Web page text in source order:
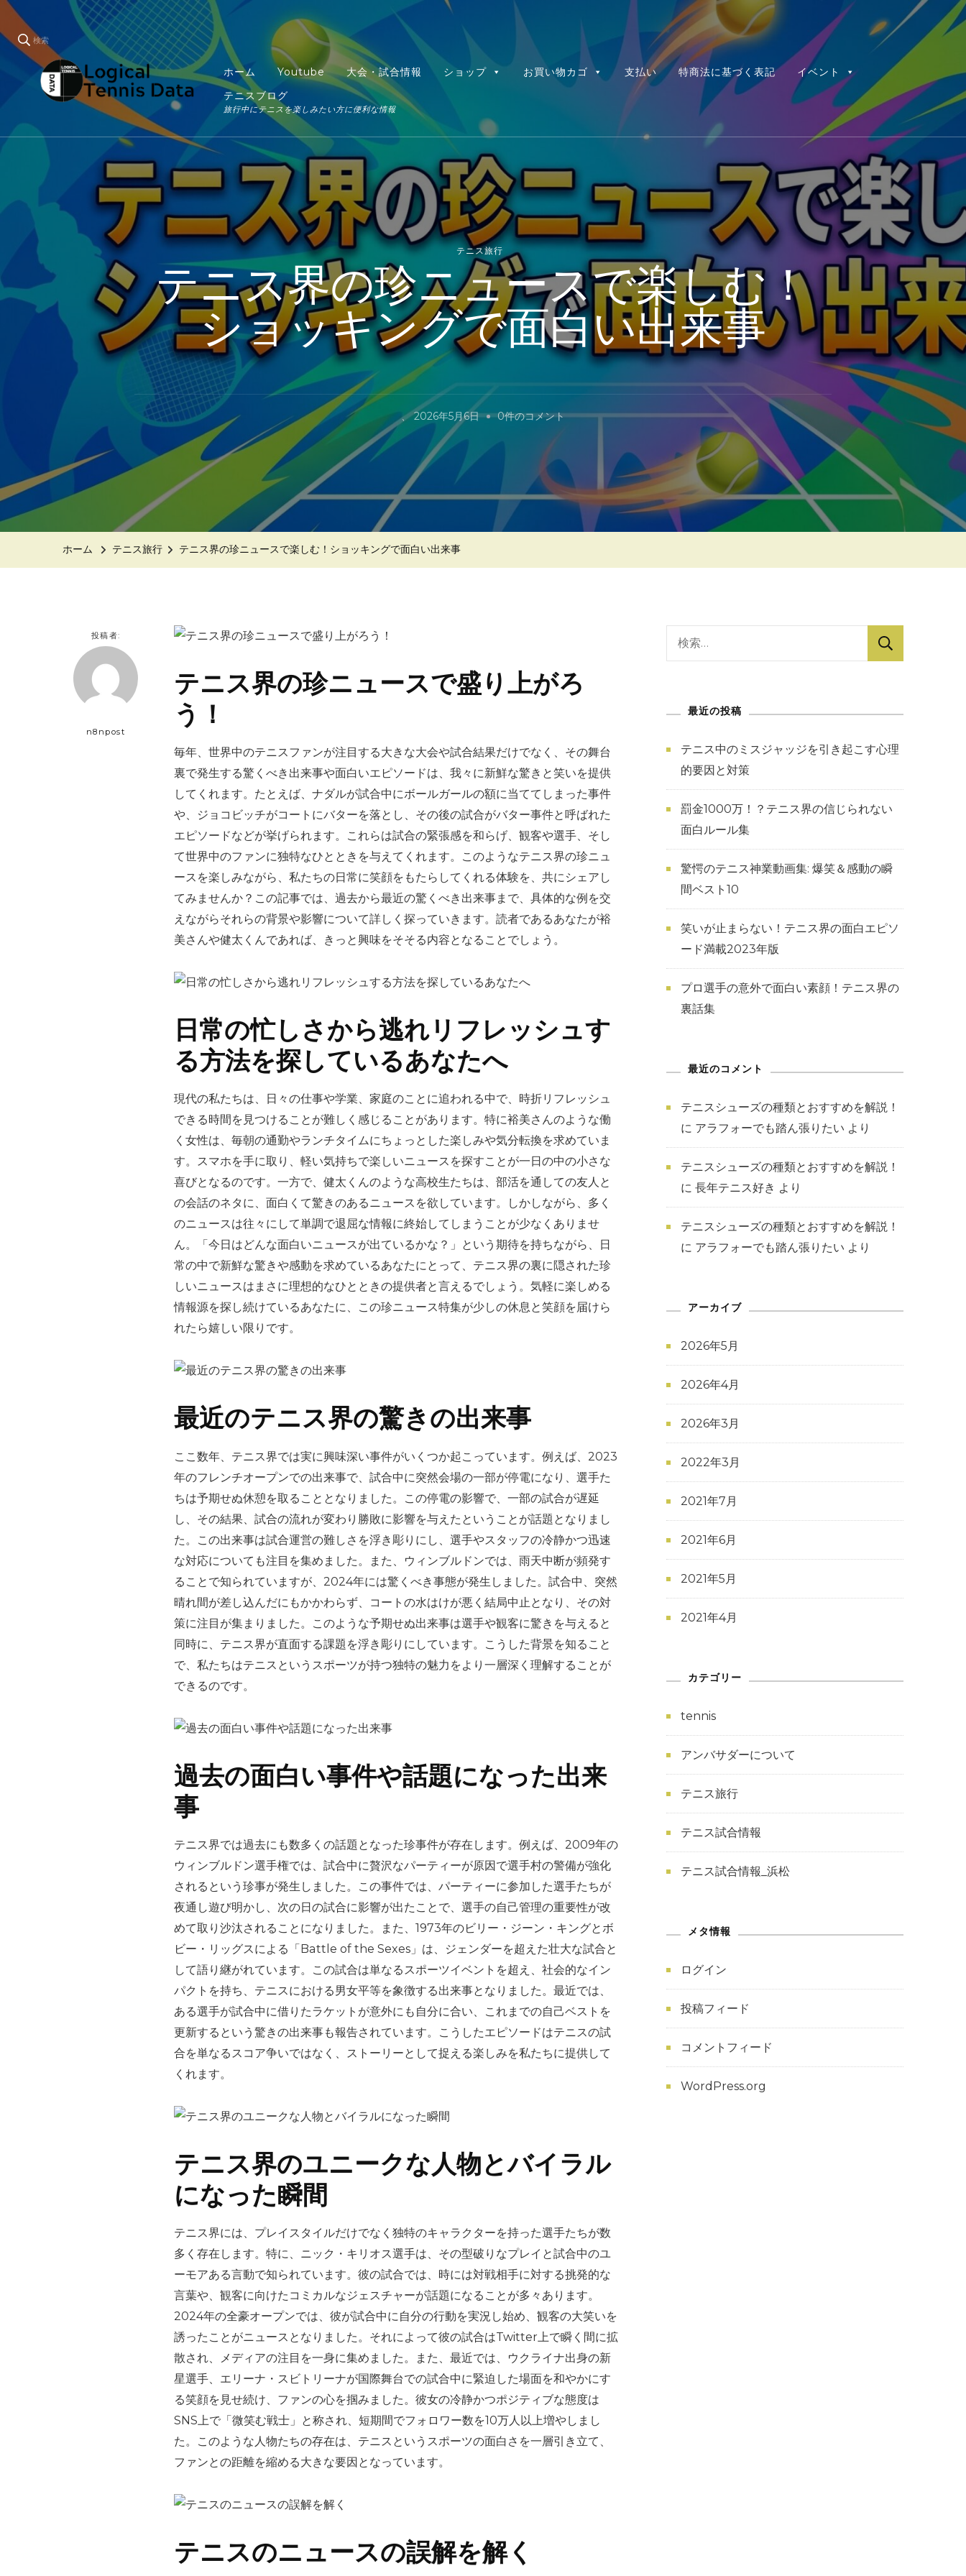
検索
LTD
Logical Tennis Data
ホーム Youtube 大会・試合情報 ショップ お買い物カゴ 支払い 特商法に基づく表記
イベント
テニスブログ
旅行中にテニスを楽しみたい方に便利な情報
テニス旅行
テニス界の珍ニュースで楽しむ！
ショッキングで面白い出来事
、2026年5月6日
テ
の
む！
ッ
キ
ン
グ
で
面
白
い
出
来
へ
0件のコメント
ホーム テニス旅行 テニス界の珍ニュースで楽しむ！ショッキングで面白い出来事
投稿者:
n8npost
テニス界の珍ニュースで盛り上がろ
う！
毎年、世界中のテニスファンが注目する大きな大会や試合結果だけでなく、その舞台
裏で発生する驚くべき出来事や面白いエピソードは、我々に新鮮な驚きと笑いを提供
してくれます。たとえば、ナダルが試合中にボールガールの額に当ててしまった事件
や、ジョコビッチがコートにバターを落とし、その後の試合がバター事件と呼ばれた
エピソードなどが挙げられます。これらは試合の緊張感を和らげ、観客や選手、そし
て世界中のファンに独特なひとときを与えてくれます。このようなテニス界の珍ニュ
ースを楽しみながら、私たちの日常に笑顔をもたらしてくれる体験を、共にシェアし
てみませんか？この記事では、過去から最近の驚くべき出来事まで、具体的な例を交
えながらそれらの背景や影響について詳しく探っていきます。読者であるあなたが裕
美さんや健太くんであれば、きっと興味をそそる内容となることでしょう。
日常の忙しさから逃れリフレッシュす
る方法を探しているあなたへ
現代の私たちは、日々の仕事や学業、家庭のことに追われる中で、時折リフレッシュ
できる時間を見つけることが難しく感じることがあります。特に裕美さんのような働
く女性は、毎朝の通勤やランチタイムにちょっとした楽しみや気分転換を求めていま
す。スマホを手に取り、軽い気持ちで楽しいニュースを探すことが一日の中の小さな
喜びとなるのです。一方で、健太くんのような高校生たちは、部活を通しての友人と
の会話のネタに、面白くて驚きのあるニュースを欲しています。しかしながら、多く
のニュースは往々にして単調で退屈な情報に終始してしまうことが少なくありませ
ん。「今日はどんな面白いニュースが出ているかな？」という期待を持ちながら、日
常の中で新鮮な驚きや感動を求めているあなたにとって、テニス界の裏に隠された珍
しいニュースはまさに理想的なひとときの提供者と言えるでしょう。気軽に楽しめる
情報源を探し続けているあなたに、この珍ニュース特集が少しの休息と笑顔を届けら
れたら嬉しい限りです。
最近のテニス界の驚きの出来事
ここ数年、テニス界では実に興味深い事件がいくつか起こっています。例えば、2023
年のフレンチオープンでの出来事で、試合中に突然会場の一部が停電になり、選手た
ちは予期せぬ休憩を取ることとなりました。この停電の影響で、一部の試合が遅延
し、その結果、試合の流れが変わり勝敗に影響を与えたということが話題となりまし
た。この出来事は試合運営の難しさを浮き彫りにし、選手やスタッフの冷静かつ迅速
な対応についても注目を集めました。また、ウィンブルドンでは、雨天中断が頻発す
ることで知られていますが、2024年には驚くべき事態が発生しました。試合中、突然
晴れ間が差し込んだにもかかわらず、コートの水はけが悪く結局中止となり、その対
策に注目が集まりました。このような予期せぬ出来事は選手や観客に驚きを与えると
同時に、テニス界が直面する課題を浮き彫りにしています。こうした背景を知ること
で、私たちはテニスというスポーツが持つ独特の魅力をより一層深く理解することが
できるのです。
過去の面白い事件や話題になった出来
事
テニス界では過去にも数多くの話題となった珍事件が存在します。例えば、2009年の
ウィンブルドン選手権では、試合中に贅沢なパーティーが原因で選手村の警備が強化
されるという珍事が発生しました。この事件では、パーティーに参加した選手たちが
夜通し遊び明かし、次の日の試合に影響が出たことで、選手の自己管理の重要性が改
めて取り沙汰されることになりました。また、1973年のビリー・ジーン・キングとボ
ビー・リッグスによる「Battle of the Sexes」は、ジェンダーを超えた壮大な試合と
して語り継がれています。この試合は単なるスポーツイベントを超え、社会的なイン
パクトを持ち、テニスにおける男女平等を象徴する出来事となりました。最近では、
ある選手が試合中に借りたラケットが意外にも自分に合い、これまでの自己ベストを
更新するという驚きの出来事も報告されています。こうしたエピソードはテニスの試
合を単なるスコア争いではなく、ストーリーとして捉える楽しみを私たちに提供して
くれます。
テニス界のユニークな人物とバイラル
になった瞬間
テニス界には、プレイスタイルだけでなく独特のキャラクターを持った選手たちが数
多く存在します。特に、ニック・キリオス選手は、その型破りなプレイと試合中のユ
ーモアある言動で知られています。彼の試合では、時には対戦相手に対する挑発的な
言葉や、観客に向けたコミカルなジェスチャーが話題になることが多々あります。
2024年の全豪オープンでは、彼が試合中に自分の行動を実況し始め、観客の大笑いを
誘ったことがニュースとなりました。それによって彼の試合はTwitter上で瞬く間に拡
散され、メディアの注目を一身に集めました。また、最近では、ウクライナ出身の新
星選手、エリーナ・スビトリーナが国際舞台での試合中に緊迫した場面を和やかにす
る笑顔を見せ続け、ファンの心を掴みました。彼女の冷静かつポジティブな態度は
SNS上で「微笑む戦士」と称され、短期間でフォロワー数を10万人以上増やしまし
た。このような人物たちの存在は、テニスというスポーツの面白さを一層引き立て、
ファンとの距離を縮める大きな要因となっています。
テニスのニュースの誤解を解く
最近の投稿
テニス中のミスジャッジを引き起こす心理
的要因と対策
罰金1000万！？テニス界の信じられない
面白ルール集
驚愕のテニス神業動画集: 爆笑＆感動の瞬
間ベスト10
笑いが止まらない！テニス界の面白エピソ
ード満載2023年版
プロ選手の意外で面白い素顔！テニス界の
裏話集
最近のコメント
テニスシューズの種類とおすすめを解説！
に アラフォーでも踏ん張りたい より
テニスシューズの種類とおすすめを解説！
に 長年テニス好き より
テニスシューズの種類とおすすめを解説！
に アラフォーでも踏ん張りたい より
アーカイブ
2026年5月
2026年4月
2026年3月
2022年3月
2021年7月
2021年6月
2021年5月
2021年4月
カテゴリー
tennis
アンバサダーについて
テニス旅行
テニス試合情報
テニス試合情報_浜松
メタ情報
ログイン
投稿フィード
コメントフィード
WordPress.org